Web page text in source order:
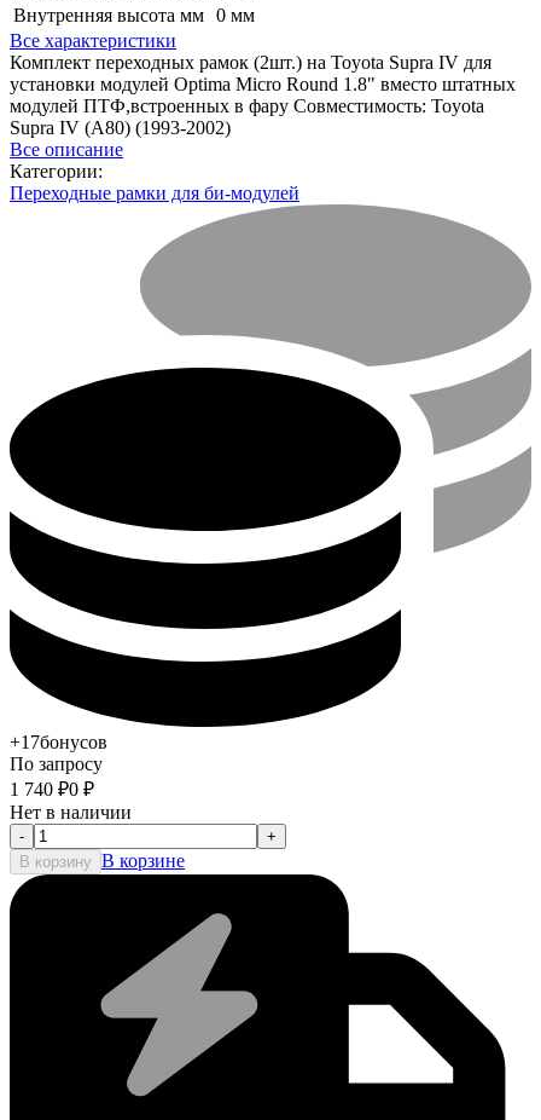
Внутренняя высота мм 0 мм
Все характеристики
Комплект переходных рамок (2шт.) на Toyota Supra IV для
установки модулей Optimа Micro Round 1.8" вместо штатных
модулей ПТФ,встроенных в фару Совместимость: Toyota
Supra IV (A80) (1993-2002)
Все описание
Категории:
Переходные рамки для би-модулей
+17бонусов
По запросу
1 740 ₽0 ₽
Нет в наличии
-
+
В корзину В корзине